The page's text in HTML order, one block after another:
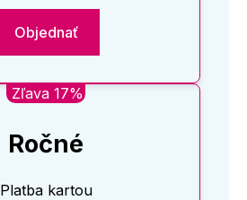
Objednať
Zľava 17%
Ročné
Platba kartou